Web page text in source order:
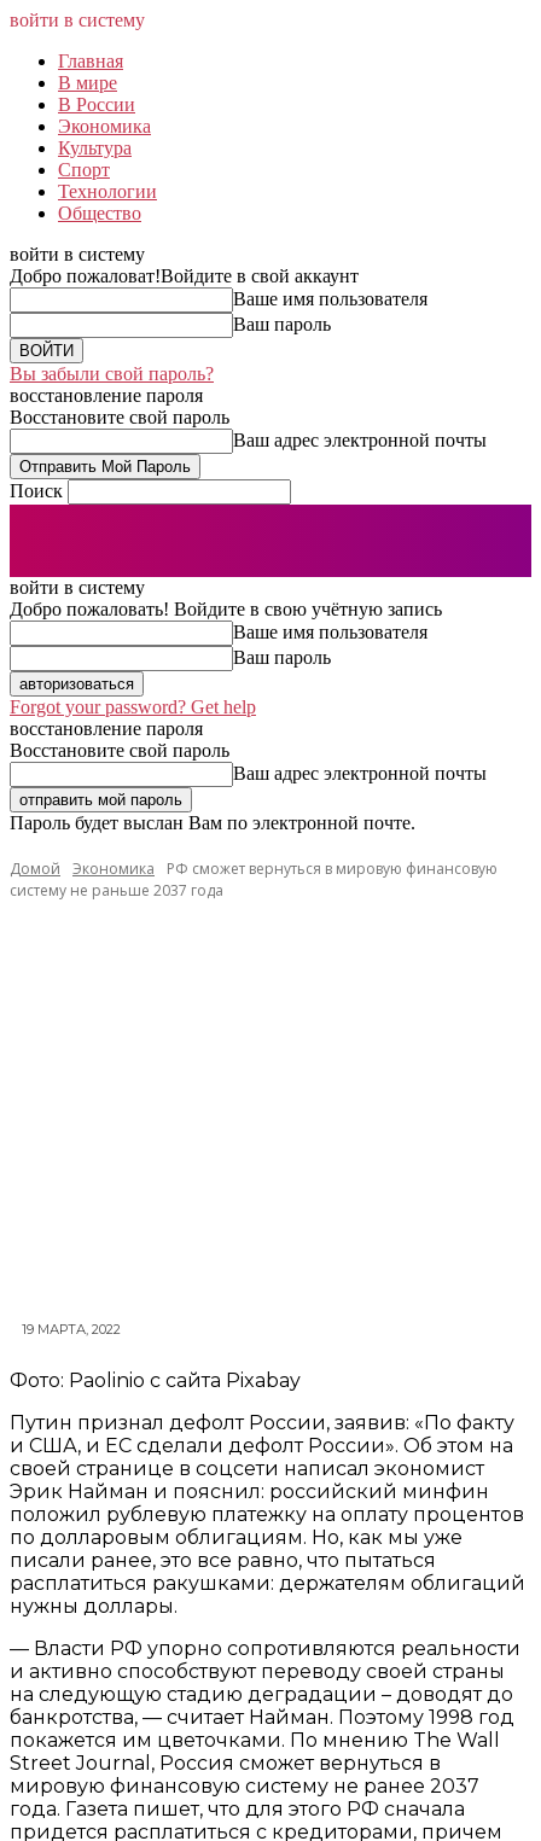
войти в систему
Главная
В мире
В России
Экономика
Культура
Спорт
Технологии
Общество
войти в систему
Добро пожаловат!Войдите в свой аккаунт
Ваше имя пользователя
Ваш пароль
Вы забыли свой пароль?
восстановление пароля
Восстановите свой пароль
Ваш адрес электронной почты
Поиск
войти в систему
Добро пожаловать! Войдите в свою учётную запись
Ваше имя пользователя
Ваш пароль
Forgot your password? Get help
восстановление пароля
Восстановите свой пароль
Ваш адрес электронной почты
Пароль будет выслан Вам по электронной почте.
Домой Экономика
РФ сможет вернуться в мировую финансовую
систему не раньше 2037 года
19 МАРТА, 2022
Фото: Paolinio с сайта Pixabay
Путин признал дефолт России, заявив: «По факту
и США, и ЕС сделали дефолт России». Об этом на
своей странице в соцсети написал экономист
Эрик Найман и пояснил: российский минфин
положил рублевую платежку на оплату процентов
по долларовым облигациям. Но, как мы уже
писали ранее, это все равно, что пытаться
расплатиться ракушками: держателям облигаций
нужны доллары.
— Власти РФ упорно сопротивляются реальности
и активно способствуют переводу своей страны
на следующую стадию деградации – доводят до
банкротства, — считает Найман. Поэтому 1998 год
покажется им цветочками. По мнению The Wall
Street Journal, Россия сможет вернуться в
мировую финансовую систему не ранее 2037
года. Газета пишет, что для этого РФ сначала
придется расплатиться с кредиторами, причем